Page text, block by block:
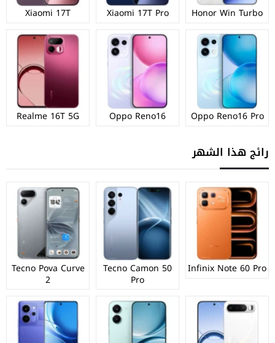
Honor Win Turbo
Xiaomi 17T Pro
Xiaomi 17T
Oppo Reno16 Pro
Oppo Reno16
Realme 16T 5G
رائج هذا الشهر
Infinix Note 60 Pro
Tecno Camon 50
Pro
Tecno Pova Curve
2